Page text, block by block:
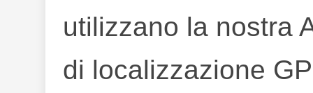
utilizzano la nostra
di localizzazione